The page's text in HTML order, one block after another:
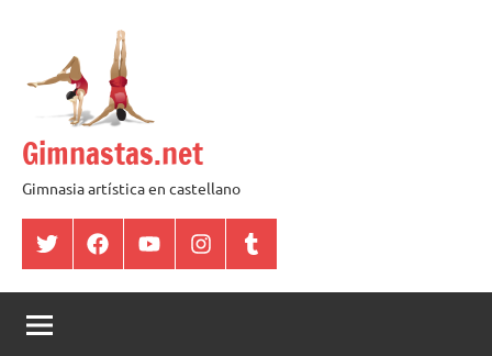
contenido
Gimnastas.net
Gimnasia artística en castellano
TwitterFacebookYouTubeInstagramTumblr